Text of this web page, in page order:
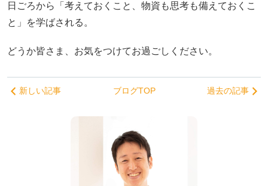
日ごろから「考えておくこと、物資も思考も備えておくこ
と」を学ばされる。
どうか皆さま、お気をつけてお過ごしください。
新しい記事 ブログTOP 過去の記事